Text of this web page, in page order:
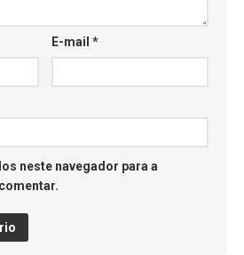
E-mail*
neste navegador para a